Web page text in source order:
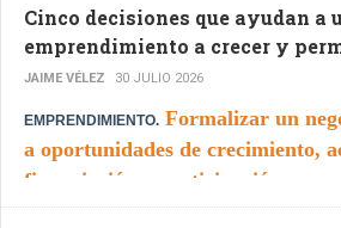
Cinco decisiones que ayudan a
emprendimiento a crecer y
JAIME VÉLEZ 30 JULIO 2026
EMPRENDIMIENTO. Formalizar un
a oportunidades de crecimiento,
financiación y participación en
amplios.